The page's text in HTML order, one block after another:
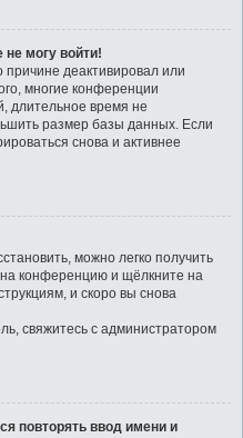
не могу войти!
деактивировал или
многие конференции
длительное время не
размер базы данных. Если
снова и активнее
можно легко получить
конференцию и щёлкните на
и скоро вы снова
свяжитесь с администратором
повторять ввод имени и